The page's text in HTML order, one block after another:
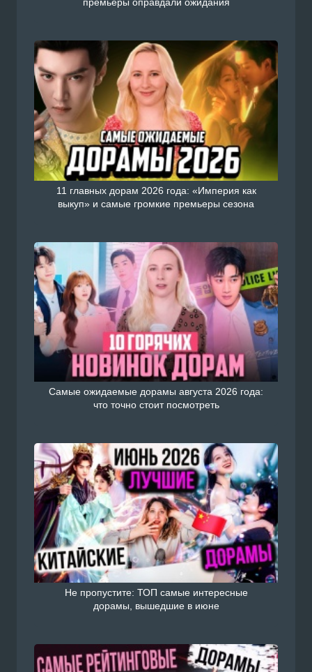
11 главных дорам 2026 года: «Империя как
выкуп» и самые громкие премьеры сезона
Самые ожидаемые дорамы августа 2026 года:
что точно стоит посмотреть
Не пропустите: ТОП самые интересные
дорамы, вышедшие в июне